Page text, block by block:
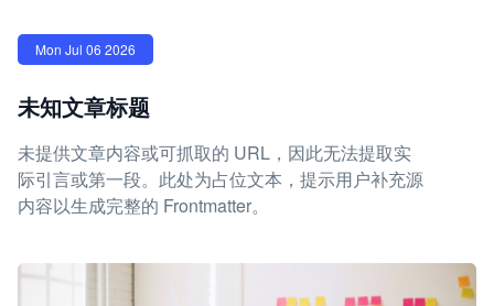
Mon Jul 06 2026
未知文章标题
未提供文章内容或可抓取的 URL，因此无法提取实
际引言或第一段。此处为占位文本，提示用户补充源
内容以生成完整的 Frontmatter。